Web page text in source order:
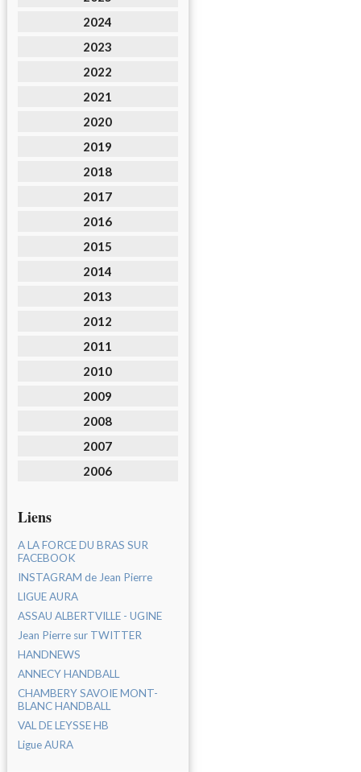
2024
2023
2022
2021
2020
2019
2018
2017
2016
2015
2014
2013
2012
2011
2010
2009
2008
2007
2006
Liens
A LA FORCE DU BRAS SUR
FACEBOOK
INSTAGRAM de Jean Pierre
LIGUE AURA
ASSAU ALBERTVILLE - UGINE
Jean Pierre sur TWITTER
HANDNEWS
ANNECY HANDBALL
CHAMBERY SAVOIE MONT-
BLANC HANDBALL
VAL DE LEYSSE HB
Ligue AURA